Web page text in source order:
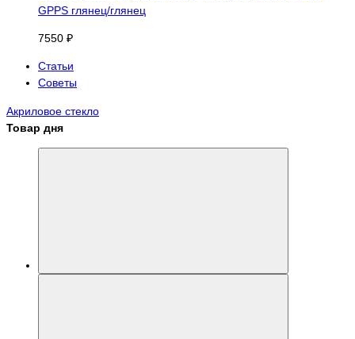
GPPS глянец/глянец
7550 ₽
Статьи
Советы
Акриловое стекло
Товар дня